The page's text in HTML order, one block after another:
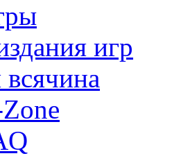
игр
всячина